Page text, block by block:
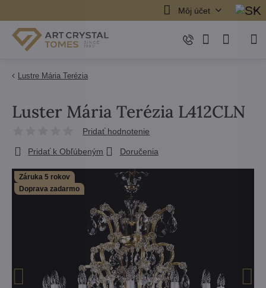
Môj účet
Lustre Mária Terézia
Záruka 5 rokov
Doprava zadarmo
Luster Mária Terézia L412CLN
Pridať hodnotenie
Pridať k Obľúbeným Doručenia